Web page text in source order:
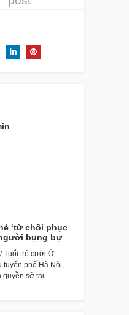
‘từ chối phục
bụng bự
Tuổi trẻ cười Ở
tuyến phố Hà Nội,
quyền sở tại…